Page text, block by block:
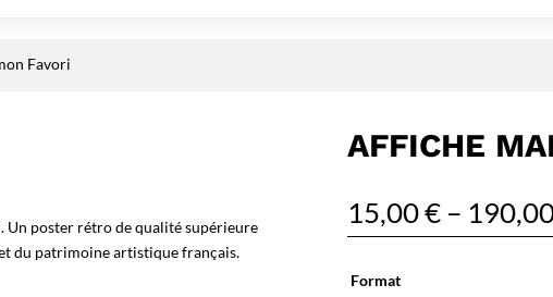
Favori
Un poster rétro de qualité supérieure
du patrimoine artistique français.
AFFICHE
15,00€ –
Format